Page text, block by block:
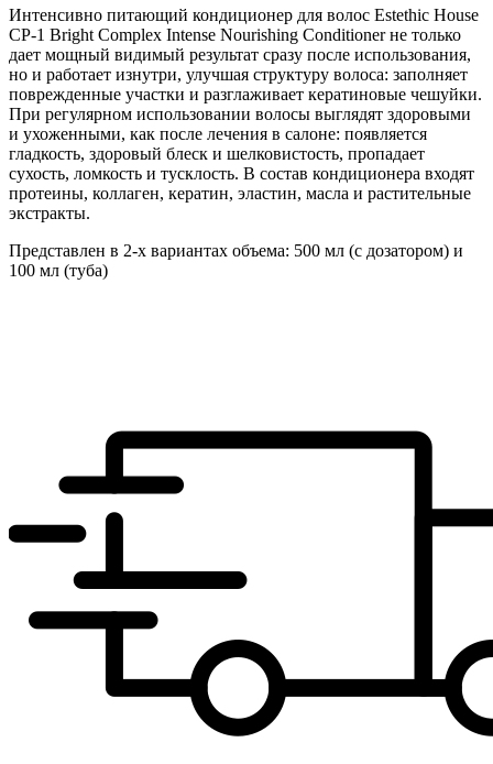
Интенсивно питающий кондиционер для волос Estethic House
CP-1 Bright Complex Intense Nourishing Conditioner не только
дает мощный видимый результат сразу после использования,
но и работает изнутри, улучшая структуру волоса: заполняет
поврежденные участки и разглаживает кератиновые чешуйки.
При регулярном использовании волосы выглядят здоровыми
и ухоженными, как после лечения в салоне: появляется
гладкость, здоровый блеск и шелковистость, пропадает
сухость, ломкость и тусклость. В состав кондиционера входят
протеины, коллаген, кератин, эластин, масла и растительные
экстракты.
Представлен в 2-х вариантах объема: 500 мл (с дозатором) и
100 мл (туба)